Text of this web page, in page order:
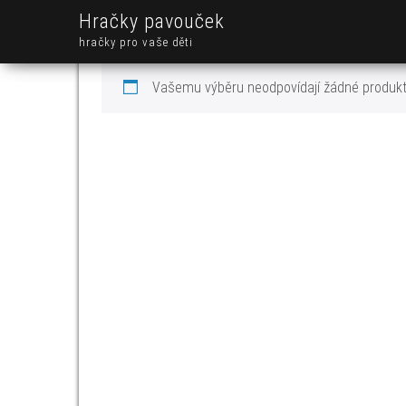
Hračky pavouček
hračky pro vaše děti
Vašemu výběru neodpovídají žádné